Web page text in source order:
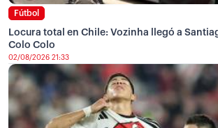
Fútbol
Locura total en Chile: Vozinha llegó a
Colo Colo
02/08/2026 21:33